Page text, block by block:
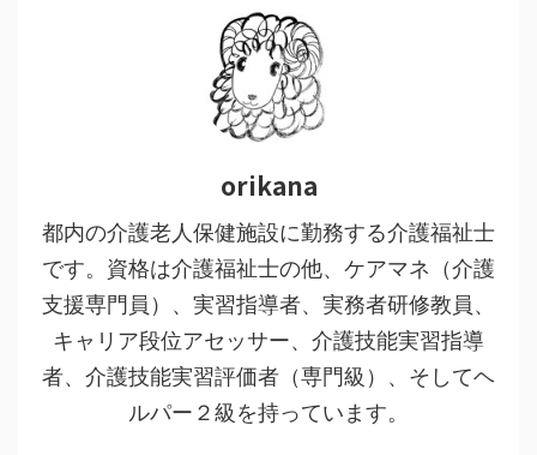
orikana
都内の介護老人保健施設に勤務する介護福祉士
です。資格は介護福祉士の他、ケアマネ（介護
支援専門員）、実習指導者、実務者研修教員、
キャリア段位アセッサー、介護技能実習指導
者、介護技能実習評価者（専門級）、そしてヘ
ルパー２級を持っています。